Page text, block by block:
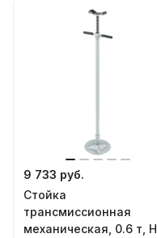
9 733 руб.
Стойка
трансмиссионная
механическая, 0.6 т, H